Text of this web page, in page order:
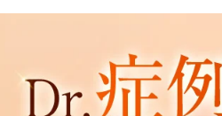
・患者様がご利用になった各種サ
（これには、Cookie情報、アク
③TCBグループが第三者から間接
患者様の同意を得た上で、以下